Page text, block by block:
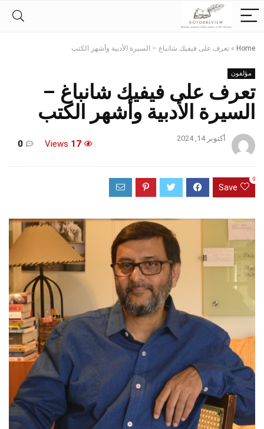
Home
» تعرف على فيفيك شانباغ – السيرة الأدبية وأشهر الكتب
مؤلفون
تعرف على فيفيك شانباغ –
السيرة الأدبية وأشهر الكتب
أكتوبر 14, 2024
17
0
Save
0